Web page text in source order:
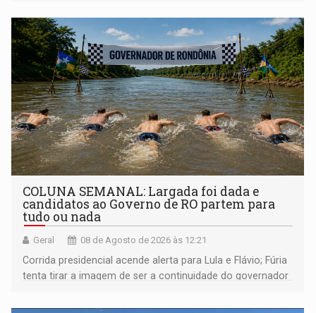
COLUNA SEMANAL: Largada foi dada e
candidatos ao Governo de RO partem para
tudo ou nada
Geral 08 de Agosto de 2026 às 12:21
Corrida presidencial acende alerta para Lula e Flávio; Fúria
tenta tirar a imagem de ser a continuidade do governador
não ter entrado no modo eleição; ABAV faz evento em